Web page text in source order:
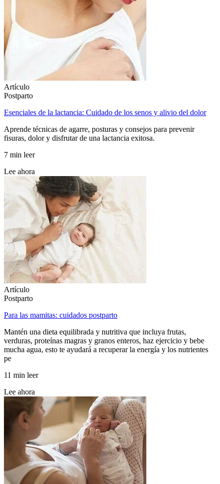
Artículo
Postparto
Esenciales de la lactancia: Cuidado de los senos y alivio del dolor
Aprende técnicas de agarre, posturas y consejos para prevenir
fisuras, dolor y disfrutar de una lactancia exitosa.
7 min leer
Lee ahora
Artículo
Postparto
Para las mamitas: cuidados postparto
Mantén una dieta equilibrada y nutritiva que incluya frutas,
verduras, proteínas magras y granos enteros, haz ejercicio y bebe
mucha agua, esto te ayudará a recuperar la energía y los nutrientes
pe
11 min leer
Lee ahora